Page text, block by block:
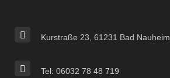
Kurstraße 23, 61231 Bad Nauheim
Tel: 06032 78 48 719